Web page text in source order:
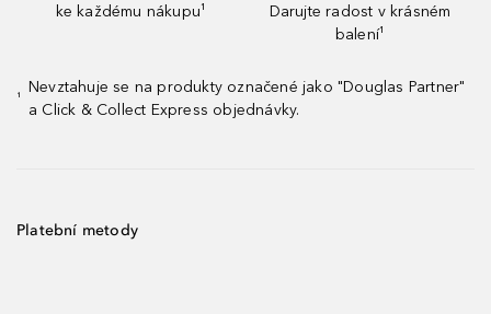
ke každému nákupu¹
Darujte radost v krásném
balení¹
¹
Nevztahuje se na produkty označené jako "Douglas Partner"
a Click & Collect Express objednávky.
Platební metody